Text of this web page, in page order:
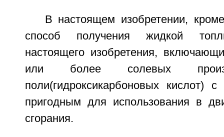
В настоящем изобретении,
способ получения жидкой
настоящего изобретения,
или более солевых
поли(гидроксикарбоновых кислот)
пригодным для использования в
сгорания.